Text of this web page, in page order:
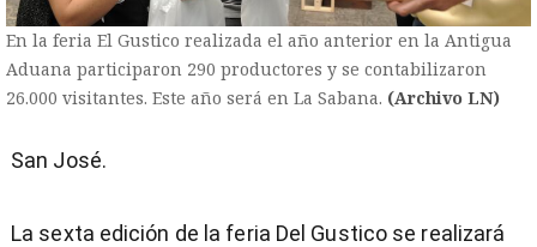
En la feria El Gustico realizada el año anterior en la Antigua
Aduana participaron 290 productores y se contabilizaron
26.000 visitantes. Este año será en La Sabana. (Archivo LN)
San José.
La sexta edición de la feria Del Gustico se realizará